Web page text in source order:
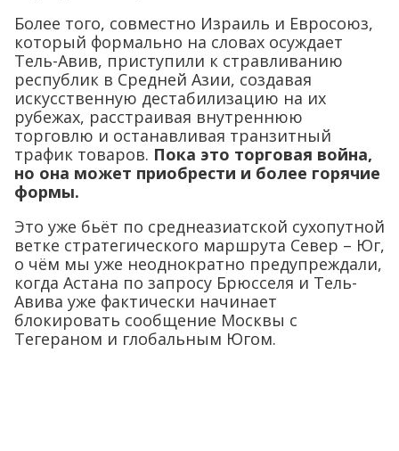
Более того, совместно Израиль и Евросоюз,
который формально на словах осуждает
Тель-Авив, приступили к стравливанию
республик в Средней Азии, создавая
искусственную дестабилизацию на их
рубежах, расстраивая внутреннюю
торговлю и останавливая транзитный
трафик товаров. Пока это торговая война,
но она может приобрести и более горячие
формы.
Это уже бьёт по среднеазиатской сухопутной
ветке стратегического маршрута Север – Юг,
о чём мы уже неоднократно предупреждали,
когда Астана по запросу Брюсселя и Тель-
Авива уже фактически начинает
блокировать сообщение Москвы с
Тегераном и глобальным Югом.